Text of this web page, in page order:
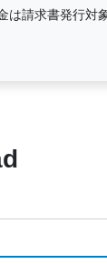
は請求書発行対